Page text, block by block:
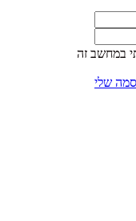
במחשב זה
שלי